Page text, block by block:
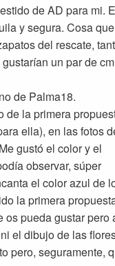
de AD para mi.
y segura. Cosa que
del rescate,
un par de
de Palma18.
de la primera
ella), en las fotos
gustó el color y el
observar, súper
el color azul de
la primera
pueda gustar pero
el dibujo de las
pero, seguramente,